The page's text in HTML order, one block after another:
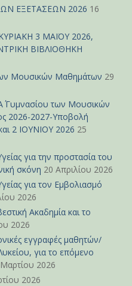
ΕΞΕΤΑΣΕΩΝ 2026 16
3 ΜΑΪΟΥ 2026,
ΒΙΒΛΙΟΘΗΚΗ
Μουσικών Μαθημάτων 29
Γυμνασίου των Μουσικών
2026-2027-Υποβολή
2 ΙΟΥΝΙΟΥ 2026 25
για την προστασία του
σκόνη 20 Απριλίου 2026
για τον Εμβολιασμό
2026
Ακαδημία και το
2026
εγγραφές μαθητών/
για το επόμενο
2026
2026